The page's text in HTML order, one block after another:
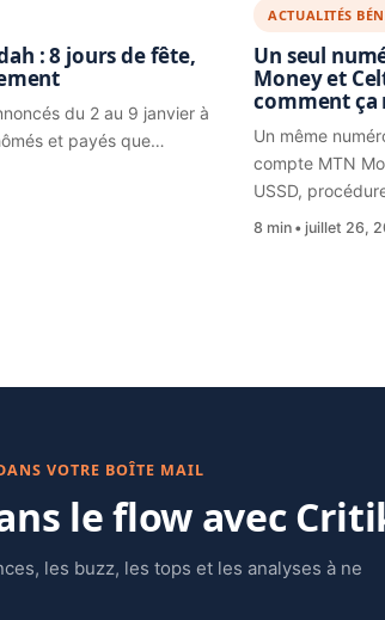
: 8 jours de fête,
du 2 au 9 janvier à
et payés que…
ACTUALITÉS
Un seul
Money et
comment ça
Un même
compte MTN
USSD,
8 min juillet 26,
VOTRE BOÎTE MAIL
le flow avec
les buzz, les tops et les analyses à ne